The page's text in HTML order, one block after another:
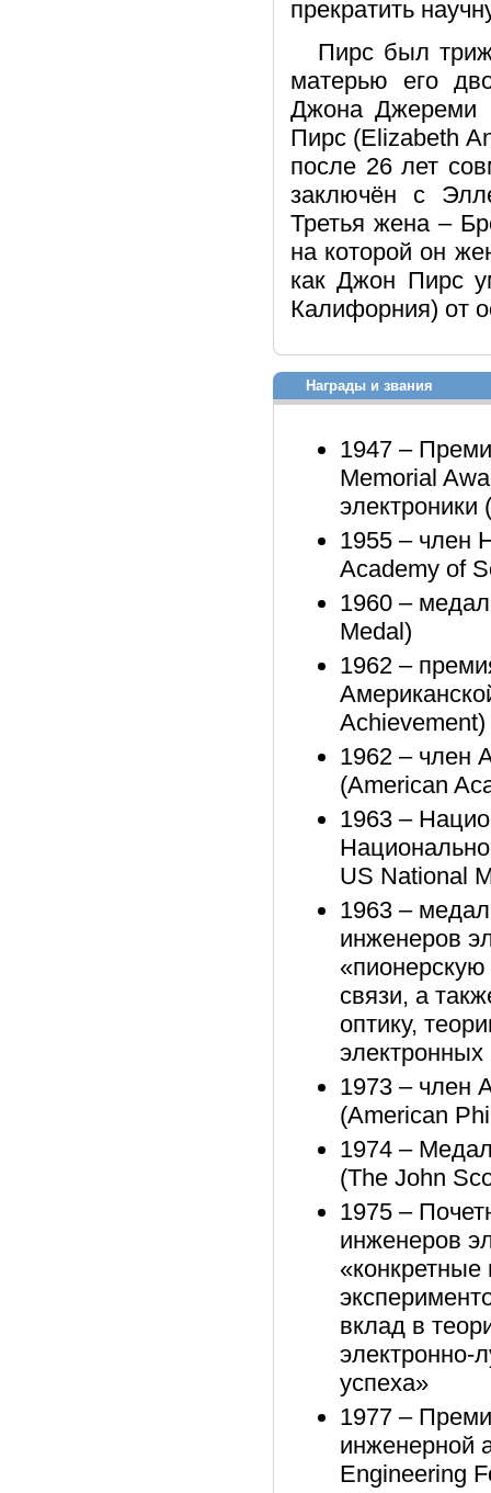
прекратить
Пирс был
матерью его
Джона Джереми
Пирс (Elizabeth
после 26 лет
заключён с
Третья жена –
на которой он
как Джон Пирс
Калифорния) от
Награды и звания
1947 –
Memorial
1955 – член
Academy of
1960 –
Medal)
1962 –
Achievement)
1962 – член
(American
1963 –
US National
1963 –
инженеров
«пионерскую
связи, а
оптику,
электронных
1973 – член
(American
1974 –
(The John
1975 –
инженеров
вклад в
электронно-
успеха»
1977 –
инженерной
Engineering